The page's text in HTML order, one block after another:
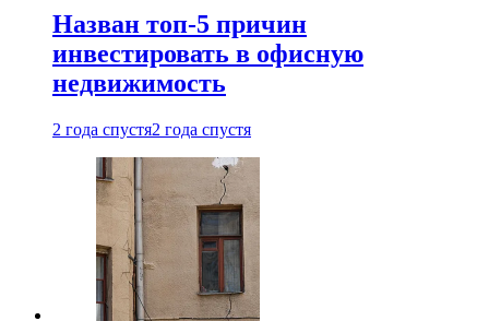
Назван топ-5 причин
инвестировать в офисную
недвижимость
2 года спустя2 года спустя